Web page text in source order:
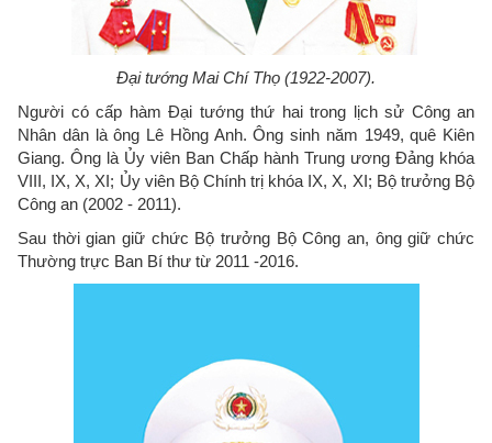
Đại tướng Mai Chí Thọ (1922-2007).
Người có cấp hàm Đại tướng thứ hai trong lịch sử Công an
Nhân dân là ông Lê Hồng Anh. Ông sinh năm 1949, quê Kiên
Giang. Ông là Ủy viên Ban Chấp hành Trung ương Đảng khóa
VIII, IX, X, XI; Ủy viên Bộ Chính trị khóa IX, X, XI; Bộ trưởng Bộ
Công an (2002 - 2011).
Sau thời gian giữ chức Bộ trưởng Bộ Công an, ông giữ chức
Thường trực Ban Bí thư từ 2011 -2016.